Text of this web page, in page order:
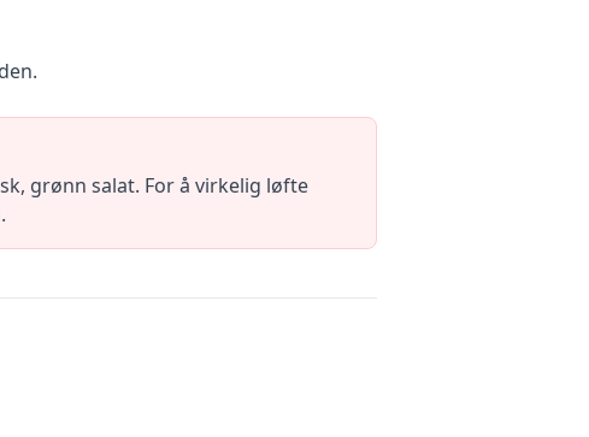
grønn salat. For å virkelig løfte